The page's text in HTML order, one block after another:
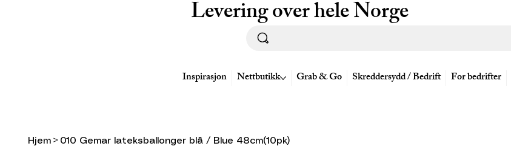
Levering over hele Norge
Inspirasjon Nettbutikk Grab & Go Skreddersydd / Bedrift For bedrifter
Hjem > 010 Gemar lateksballonger blå / Blue 48cm(10pk)